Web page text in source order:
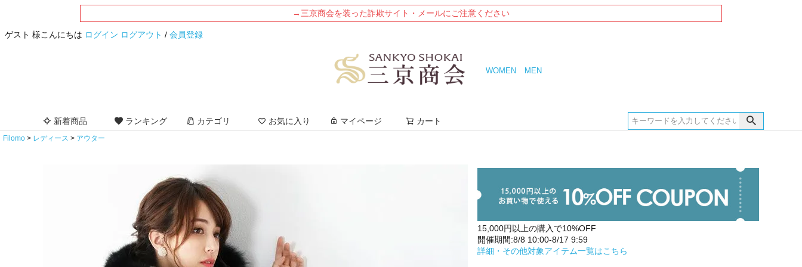
→三京商会を装った詐欺サイト・メールにご注意ください
ゲスト 様こんにちは ログイン ログアウト / 会員登録
WOMEN MEN
新着商品 ランキング カテゴリ お気に入り マイページ カート
Filomo レディース アウター
15,000円以上の購入で10%OFF
開催期間:8/8 10:00-8/17 9:59
詳細・その他対象アイテム一覧はこちら